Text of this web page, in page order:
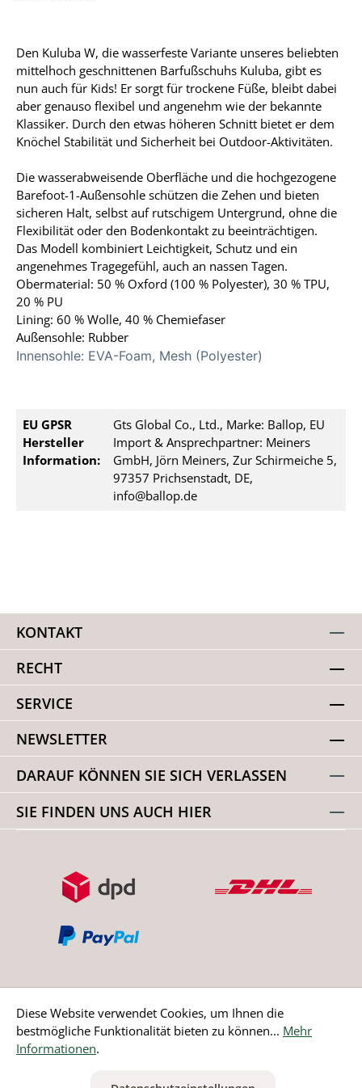
Den Kuluba W, die wasserfeste Variante unseres beliebten
mittelhoch geschnittenen Barfußschuhs Kuluba, gibt es
nun auch für Kids! Er sorgt für trockene Füße, bleibt dabei
aber genauso flexibel und angenehm wie der bekannte
Klassiker. Durch den etwas höheren Schnitt bietet er dem
Knöchel Stabilität und Sicherheit bei Outdoor-Aktivitäten.
Die wasserabweisende Oberfläche und die hochgezogene
Barefoot-1-Außensohle schützen die Zehen und bieten
sicheren Halt, selbst auf rutschigem Untergrund, ohne die
Flexibilität oder den Bodenkontakt zu beeinträchtigen.
Das Modell kombiniert Leichtigkeit, Schutz und ein
angenehmes Tragegefühl, auch an nassen Tagen.
Obermaterial: 50 % Oxford (100 % Polyester), 30 % TPU,
20 % PU
Lining: 60 % Wolle, 40 % Chemiefaser
Außensohle: Rubber
Innensohle: EVA-Foam, Mesh (Polyester)
EU GPSR
Hersteller
Information:
Gts Global Co., Ltd., Marke: Ballop, EU
Import & Ansprechpartner: Meiners
GmbH, Jörn Meiners, Zur Schirmeiche 5,
97357 Prichsenstadt, DE,
info@ballop.de
KONTAKT
RECHT
SERVICE
NEWSLETTER
DARAUF KÖNNEN SIE SICH VERLASSEN
SIE FINDEN UNS AUCH HIER
Bestellung widerrufen
Diese Website verwendet Cookies, um Ihnen die
bestmögliche Funktionalität bieten zu können... Mehr
Informationen.